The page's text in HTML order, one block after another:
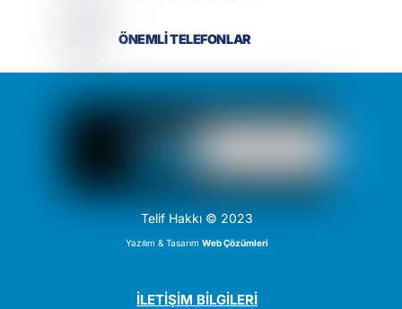
ÖNEMLİ TELEFONLAR
Telif Hakkı © 2023
Yazılım & TasarımWeb Çözümleri
İLETİŞİM BİLGİLERİ